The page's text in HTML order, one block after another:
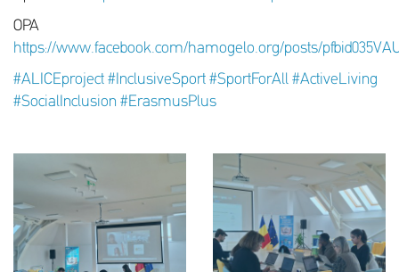
OPA
https://www.facebook.com/hamogelo.org/posts/
#ALICEproject #InclusiveSport #SportForAll #ActiveLiving
#SocialInclusion #ErasmusPlus